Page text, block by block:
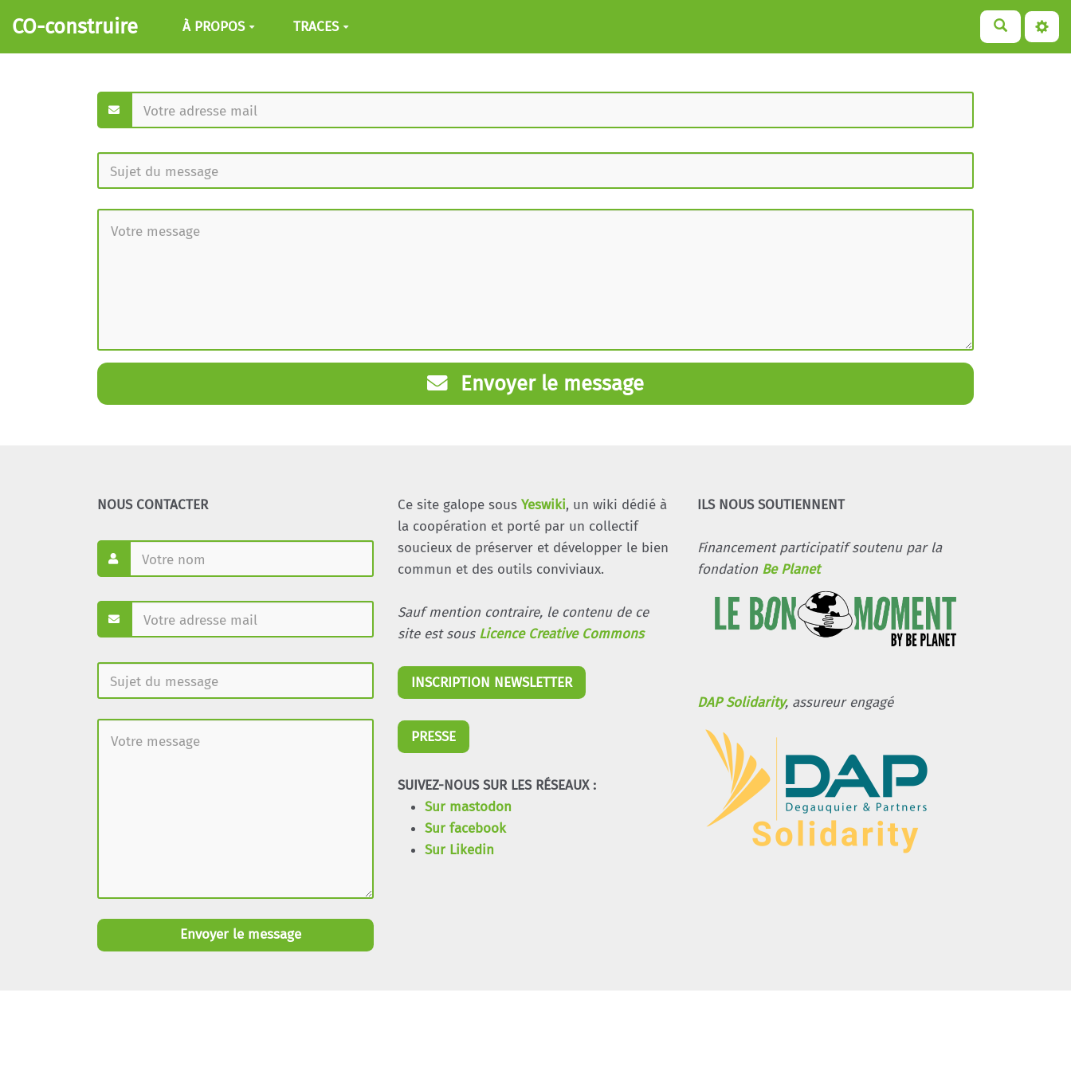
Aller au contenu principal
CO-construire À PROPOS TRACES
Envoyer le message
NOUS CONTACTER
Envoyer le message
Ce site galope sous Yeswiki, un wiki dédié à
la coopération et porté par un collectif
soucieux de préserver et développer le bien
commun et des outils conviviaux.
Sauf mention contraire, le contenu de ce
site est sous Licence Creative Commons
INSCRIPTION NEWSLETTER
PRESSE
SUIVEZ-NOUS SUR LES RÉSEAUX :
Sur mastodon
Sur facebook
Sur Likedin
ILS NOUS SOUTIENNENT
Financement participatif soutenu par la
fondation Be Planet
DAP Solidarity, assureur engagé